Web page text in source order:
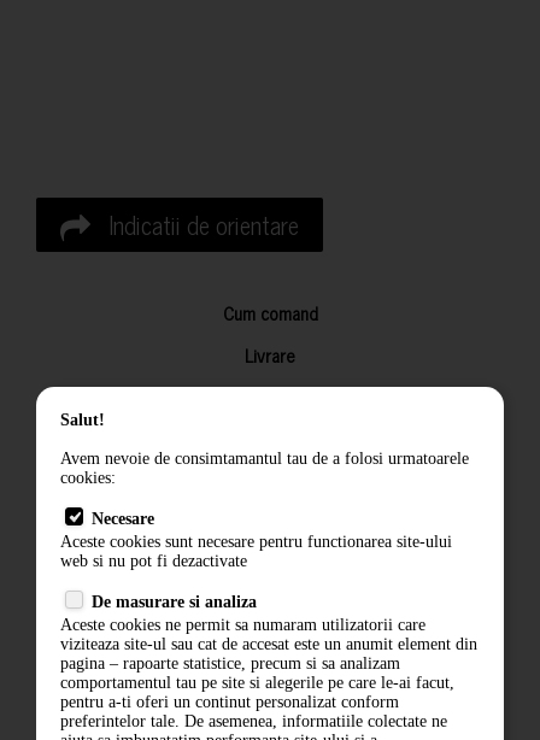
Indicatii de orientare
Cum comand
Livrare
Returnarea produselor
Termeni si conditii
Politica de confidentialitate
ANPC
Salut!
Avem nevoie de consimtamantul tau de a folosi urmatoarele
cookies:
Necesare
Aceste cookies sunt necesare pentru functionarea site-ului
web si nu pot fi dezactivate
De masurare si analiza
Aceste cookies ne permit sa numaram utilizatorii care
viziteaza site-ul sau cat de accesat este un anumit element din
pagina – rapoarte statistice, precum si sa analizam
comportamentul tau pe site si alegerile pe care le-ai facut,
pentru a-ti oferi un continut personalizat conform
preferintelor tale. De asemenea, informatiile colectate ne